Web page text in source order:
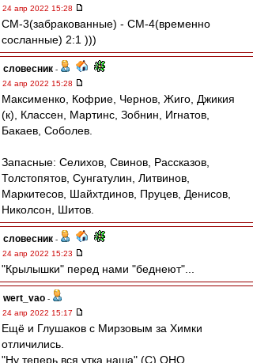
24 апр 2022 15:28
СМ-3(забракованные) - СМ-4(временно
сосланные) 2:1 )))
словесник -
24 апр 2022 15:28
Максименко, Кофрие, Чернов, Жиго, Джикия
(к), Классен, Мартинс, Зобнин, Игнатов,
Бакаев, Соболев.
Запасные: Селихов, Свинов, Рассказов,
Толстопятов, Сунгатулин, Литвинов,
Маркитесов, Шайхтдинов, Пруцев, Денисов,
Николсон, Шитов.
словесник -
24 апр 2022 15:23
"Крылышки" перед нами "беднеют"...
wert_vao -
24 апр 2022 15:17
Ещё и Глушаков с Мирзовым за Химки
отличились.
"Ну теперь вся утка наша" (С) ОНО